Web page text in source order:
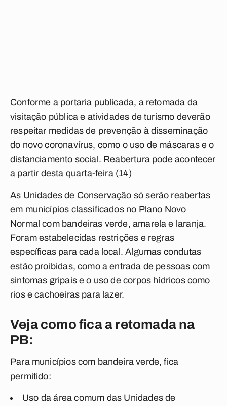
Conforme a portaria publicada, a retomada da
visitação pública e atividades de turismo deverão
respeitar medidas de prevenção à disseminação
do novo coronavírus, como o uso de máscaras e o
distanciamento social. Reabertura pode acontecer
a partir desta quarta-feira (14)
As Unidades de Conservação só serão reabertas
em municípios classificados no Plano Novo
Normal com bandeiras verde, amarela e laranja.
Foram estabelecidas restrições e regras
específicas para cada local. Algumas condutas
estão proibidas, como a entrada de pessoas com
sintomas gripais e o uso de corpos hídricos como
rios e cachoeiras para lazer.
Veja como fica a retomada na
PB:
Para municípios com bandeira verde, fica
permitido:
Uso da área comum das Unidades de